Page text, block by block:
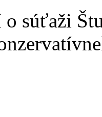
súťaži